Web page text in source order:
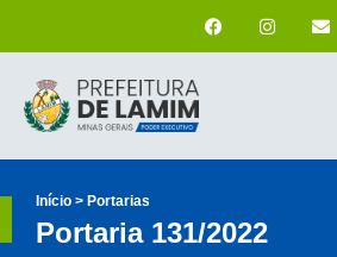
Início > Portarias
Portaria 131/2022